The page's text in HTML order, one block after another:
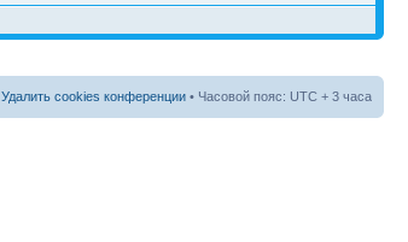
Удалить cookies конференции • Часовой пояс: UTC + 3 часа